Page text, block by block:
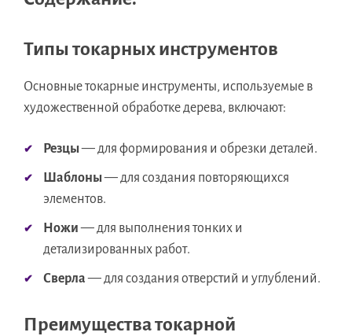
Типы токарных инструментов
Основные токарные инструменты, используемые в
художественной обработке дерева, включают:
Резцы— для формирования и обрезки деталей.
Шаблоны— для создания повторяющихся
элементов.
Ножи— для выполнения тонких и
детализированных работ.
Сверла— для создания отверстий и углублений.
Преимущества токарной